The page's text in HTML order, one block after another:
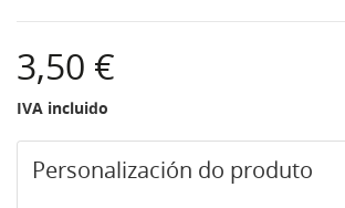
3,50 €
IVA incluido
Personalización do produto